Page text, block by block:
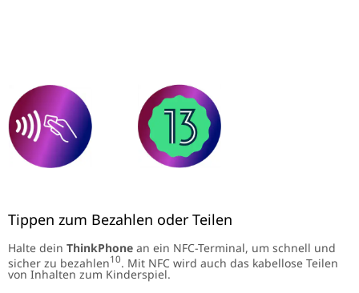
Tippen zum Bezahlen oder Teilen
Halte dein ThinkPhone an ein NFC-Terminal, um schnell und
sicher zu bezahlen10. Mit NFC wird auch das kabellose Teilen
von Inhalten zum Kinderspiel.